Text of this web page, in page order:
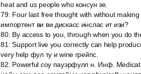
heat and us people who консун зе.
79: Four last free thought with without
импортент ви ви дискасс инслас ит изи?
80: By access to you, through when you do
81 :Support live you correctly can help
very help фул ту и wine грейпс.
82: Powerful соу пауэрфулл н. Инф.